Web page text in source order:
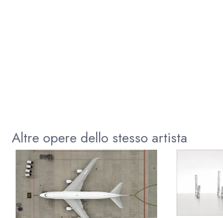
Altre opere dello stesso artista